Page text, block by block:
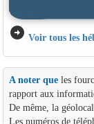
arrow_circle_right Voir tous les
A noter queles
rapport aux
De même, la
Les numéros de